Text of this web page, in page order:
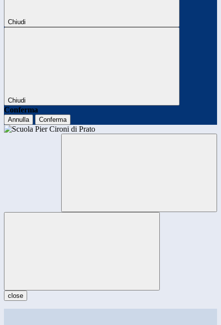
Chiudi
Chiudi
Conferma
Annulla Conferma
close